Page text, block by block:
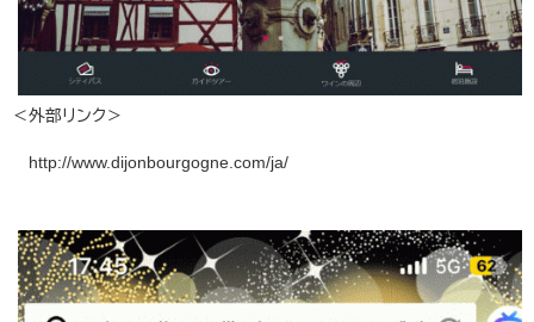
＜外部リンク＞
http://www.dijonbourgogne.com/ja/